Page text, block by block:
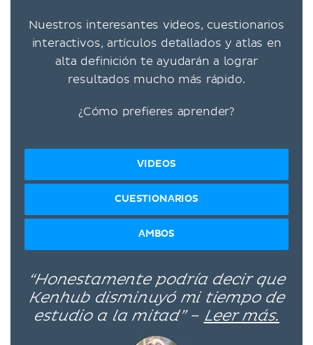
Nuestros interesantes videos, cuestionarios
interactivos, artículos detallados y atlas en
alta definición te ayudarán a lograr
resultados mucho más rápido.
¿Cómo prefieres aprender?
VIDEOS
CUESTIONARIOS
AMBOS
“Honestamente podría decir que
Kenhub disminuyó mi tiempo de
estudio a la mitad” – Leer más.